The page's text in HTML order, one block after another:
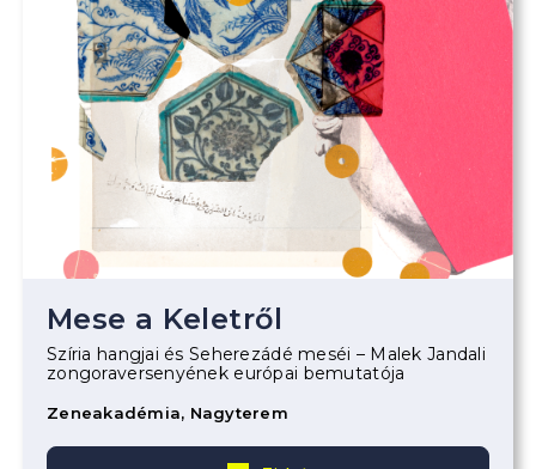
Mese a Keletről
Szíria hangjai és Seherezádé meséi – Malek Jandali
zongoraversenyének európai bemutatója
Zeneakadémia, Nagyterem